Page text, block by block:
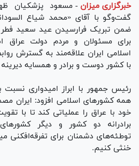
خبرگزاری میزان - مسعود پزشکیان
گفت‌و‌گو با آقای «محمد شیاع
ضمن تبریک فرارسیدن عید سعید فطر
برای مسئولان و مردم دولت عراق
اسلامی ایران علاقه‌مند به گسترش
با کشور دوست و برادر و همسایه
رئیس جمهور با ابراز امیدواری
همه کشور‌های اسلامی افزود: ایران
خود با عراق را عملیاتی کند تا با
برادرانه دو کشور و دیگر
توطئه‌های دشمنان برای تفرقه‌افکنی
خنثی کنیم.